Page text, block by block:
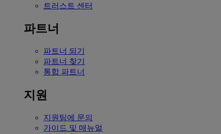
트러스트 센터
파트너
파트너 되기
파트너 찾기
통합 파트너
지원
지원팀에 문의
가이드 및 매뉴얼